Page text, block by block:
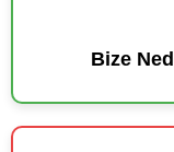
Bize